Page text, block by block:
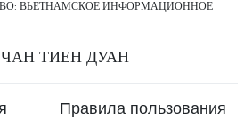
ВЬЕТНАМСКОЕ ИНФОРМАЦИОННОЕ
ЧАН ТИЕН ДУАН
Правила пользования